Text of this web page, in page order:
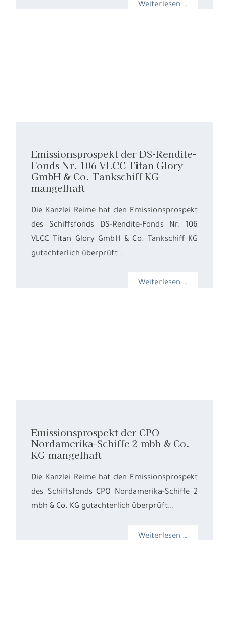
Weiterlesen …
Emissionsprospekt der DS-Rendite-
Fonds Nr. 106 VLCC Titan Glory
GmbH & Co. Tankschiff KG
mangelhaft
Die Kanzlei Reime hat den Emissionsprospekt
des Schiffsfonds DS-Rendite-Fonds Nr. 106
VLCC Titan Glory GmbH & Co. Tankschiff KG
gutachterlich überprüft...
Weiterlesen …
Emissionsprospekt der CPO
Nordamerika-Schiffe 2 mbh & Co.
KG mangelhaft
Die Kanzlei Reime hat den Emissionsprospekt
des Schiffsfonds CPO Nordamerika-Schiffe 2
mbh & Co. KG gutachterlich überprüft...
Weiterlesen …